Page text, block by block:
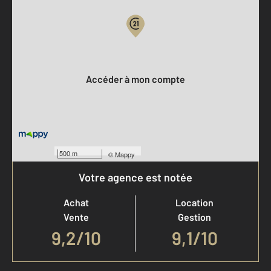
500 m ©Mappy
Accéder à mon compte
Votre agence est notée
Achat
Vente
9,2/10
Location
Gestion
9,1/10